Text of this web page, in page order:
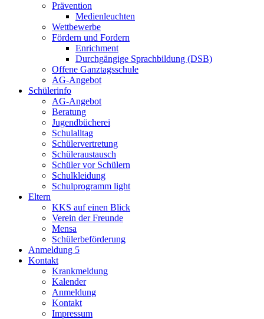
Prävention
Medienleuchten
Wettbewerbe
Fördern und Fordern
Enrichment
Durchgängige Sprachbildung (DSB)
Offene Ganztagsschule
AG-Angebot
Schülerinfo
AG-Angebot
Beratung
Jugendbücherei
Schulalltag
Schülervertretung
Schüleraustausch
Schüler vor Schülern
Schulkleidung
Schulprogramm light
Eltern
KKS auf einen Blick
Verein der Freunde
Mensa
Schülerbeförderung
Anmeldung 5
Kontakt
Krankmeldung
Kalender
Anmeldung
Kontakt
Impressum